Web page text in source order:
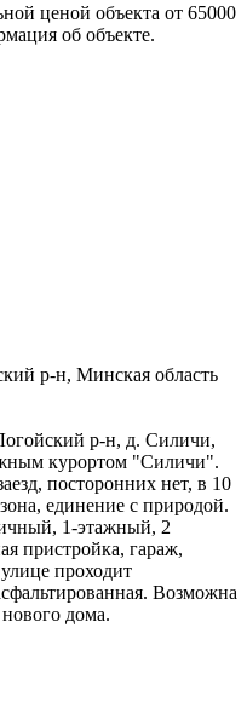
ценой объекта от 65000
об объекте.
р-н, Минская область
р-н, д. Силичи,
курортом "Силичи".
посторонних нет, в 10
единение с природой.
1-этажный, 2
пристройка, гараж,
проходит
Возможна
дома.